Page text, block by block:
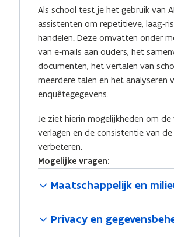
Als school test je het gebruik van
assistenten om repetitieve,
handelen. Deze omvatten onder
van e‑mails aan ouders, het
documenten, het vertalen van
meerdere talen en het analyseren
enquêtegegevens.
Je ziet hierin mogelijkheden om
verlagen en de consistentie van
verbeteren.
Mogelijke vragen:
Maatschappelijk en
Privacy en